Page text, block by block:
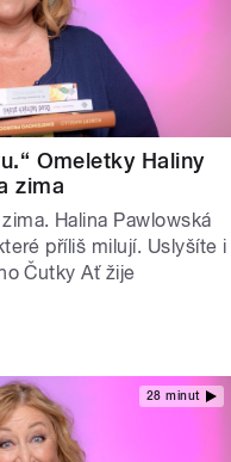
Omeletky Haliny
zima
Halina Pawlowská
příliš milují. Uslyšíte i
Čutky Ať žije
28 minut